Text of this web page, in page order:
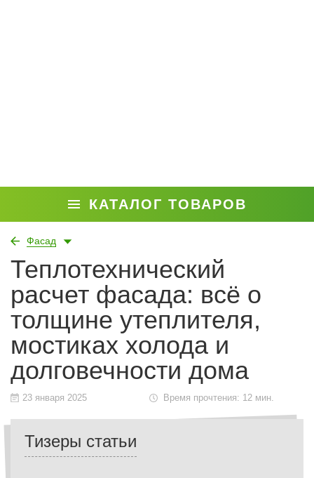
КАТАЛОГ ТОВАРОВ
Фасад
Теплотехнический
расчет фасада: всё о
толщине утеплителя,
мостиках холода и
долговечности дома
23 января 2025 Время прочтения: 12 мин.
Тизеры статьи